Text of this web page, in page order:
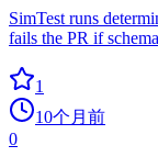
SimTest runs
fails the PR if
1
10个月前
0